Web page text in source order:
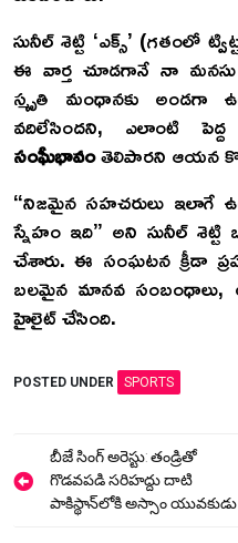
సునీల్ శెట్టి ‘ఎక్స్’ (గతంలో
ఈ వార్త చూడగానే నా
స్మృతి మంధానకు అండగా
వదిలేసిందని, ఎలాంటి పెద్ద
సంఘీభావంతెలిపారని ఆయన
“నిజమైన సహచరులు
స్నేహం ఇది” అని సునీల్ శెట్టి
చేశారు. ఈ సంఘటన క్రీడా
బలమైన మానవ
హైలైట్ చేసింది.
POSTED UNDER SPORTS
Post
navigation
బీజే సింగ్ అరెస్టు: తండ్రితో
గొడవపడి సరిహద్దు దాటి
పాకిస్థాన్‌లోకి అస్సాం యువకుడు